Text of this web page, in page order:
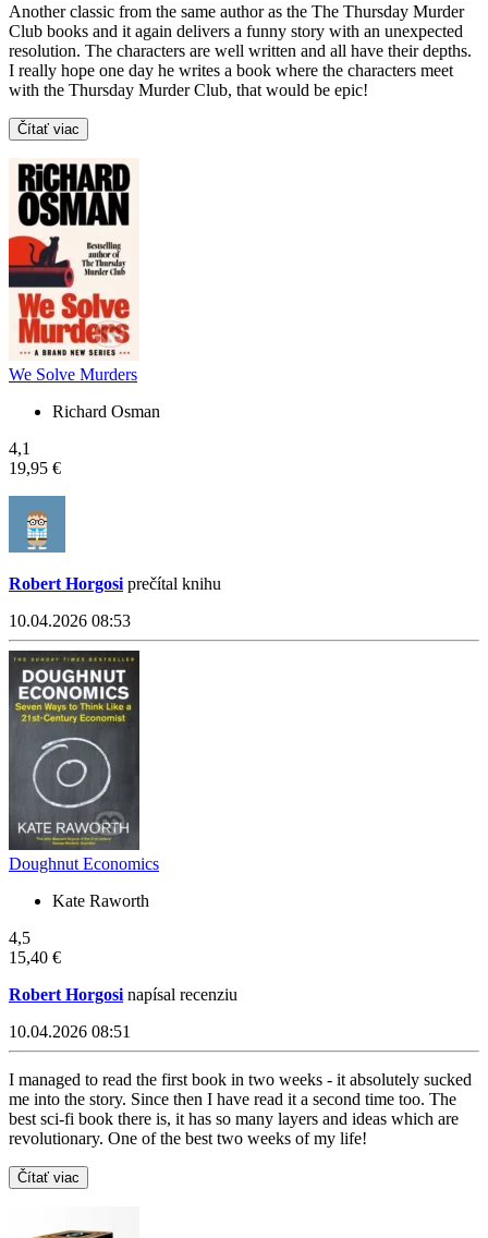
Another classic from the same author as the The Thursday Murder
Club books and it again delivers a funny story with an unexpected
resolution. The characters are well written and all have their depths.
I really hope one day he writes a book where the characters meet
with the Thursday Murder Club, that would be epic!
Čítať viac
We Solve Murders
Richard Osman
4,1
19,95 €
Robert Horgosi prečítal knihu
10.04.2026 08:53
Doughnut Economics
Kate Raworth
4,5
15,40 €
Robert Horgosi napísal recenziu
10.04.2026 08:51
I managed to read the first book in two weeks - it absolutely sucked
me into the story. Since then I have read it a second time too. The
best sci-fi book there is, it has so many layers and ideas which are
revolutionary. One of the best two weeks of my life!
Čítať viac